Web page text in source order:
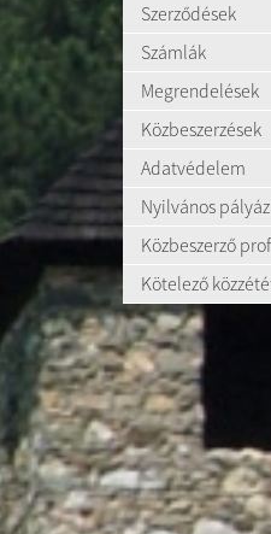
Szerződések
Számlák
Megrendelések
Közbeszerzések
Adatvédelem
Nyilvános
Közbeszerző
Kötelező